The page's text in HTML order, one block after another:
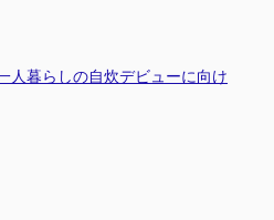
人暮らしの自炊デビューに向け